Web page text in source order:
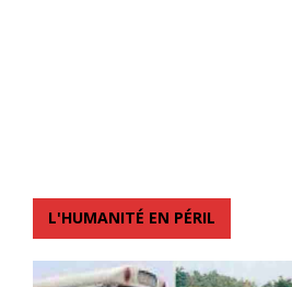
L'HUMANITÉ EN PÉRIL